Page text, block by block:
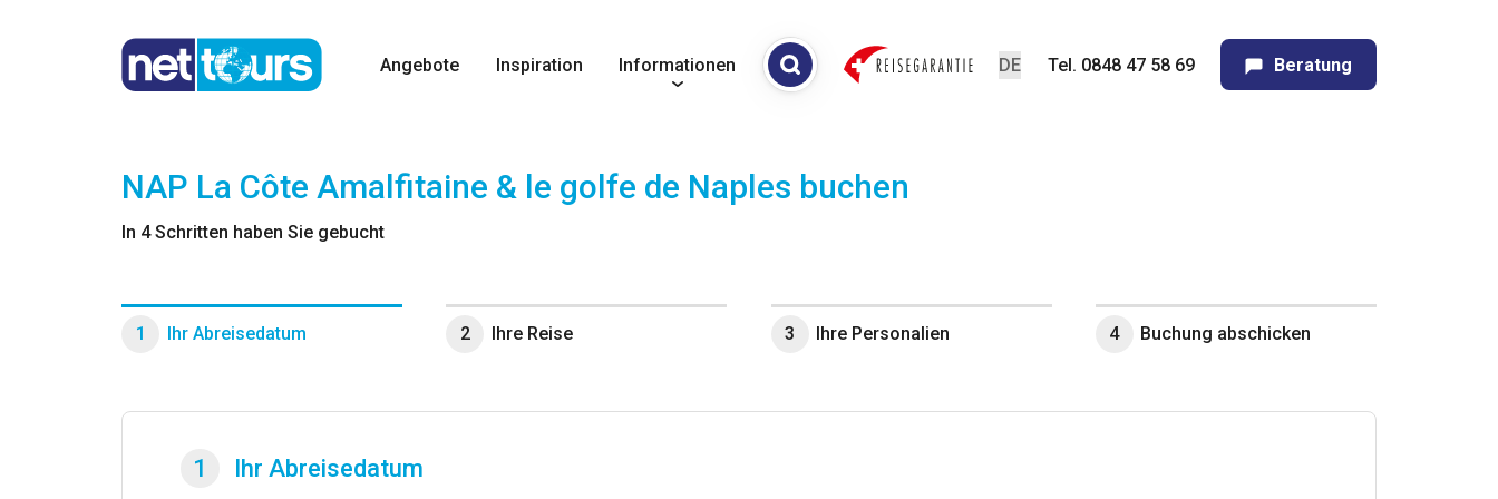
Angebote Inspiration Informationen Tel. 0848 47 58 69 Beratung
NAP La Côte Amalfitaine & le golfe de Naples buchen
In 4 Schritten haben Sie gebucht
1 Ihr Abreisedatum 2 Ihre Reise 3 Ihre Personalien 4 Buchung abschicken
1 Ihr Abreisedatum